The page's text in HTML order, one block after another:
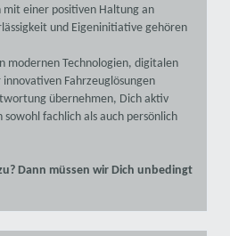
mit einer positiven Haltung an
und Eigeninitiative gehören
modernen Technologien, digitalen
Fahrzeuglösungen
übernehmen, Dich aktiv
sowohl fachlich als auch persönlich
Dann müssen wir Dich unbedingt